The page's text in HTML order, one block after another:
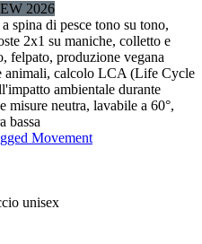
2026
spina di pesce tono su tono,
2x1 su maniche, colletto e
felpato, produzione vegana
animali, calcolo LCA (Life Cycle
ambientale durante
neutra, lavabile a 60°,
bassa
Movement
unisex